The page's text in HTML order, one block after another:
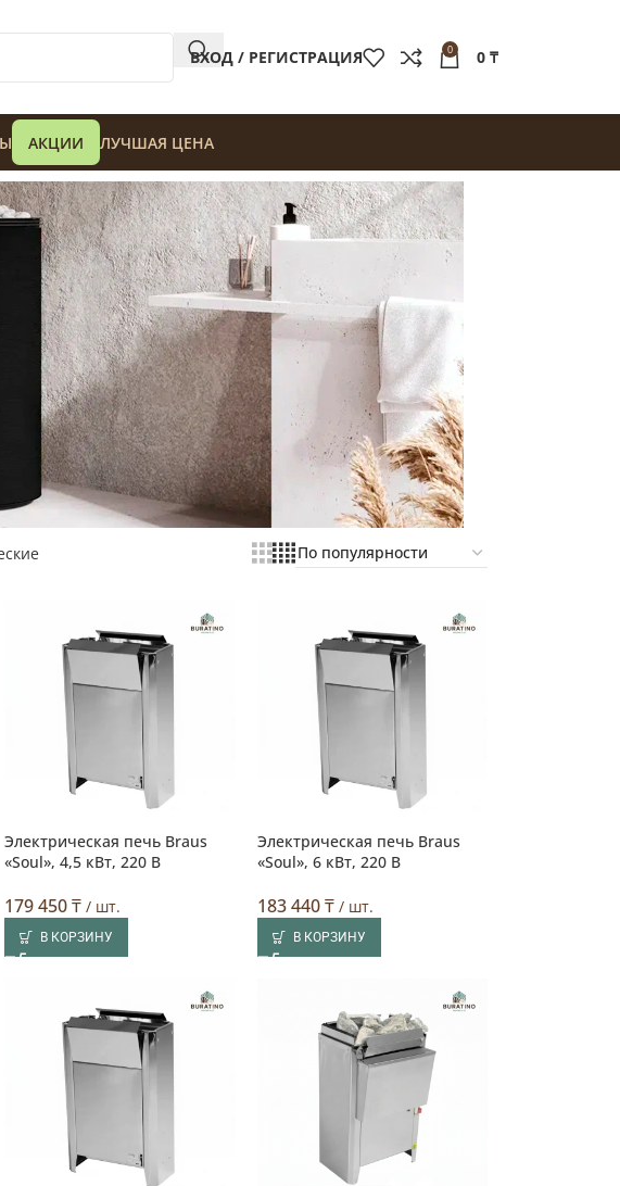
ВХОД / РЕГИСТРАЦИЯ 0 0 ₸
АКЦИИ ЛУЧШАЯ ЦЕНА
Электрическая печь Braus
«Soul», 4,5 кВт, 220 В
179 450₸ / шт.
В КОРЗИНУ
Электрическая печь Braus
«Soul», 6 кВт, 220 В
183 440₸/ шт.
В КОРЗИНУ